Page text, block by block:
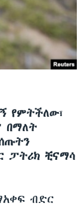
የምትችለው፣
በማለት
ፓትሪክ ቺናማሳ
ብድር